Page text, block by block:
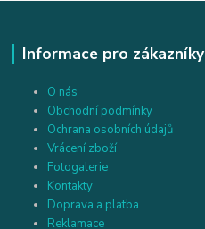
Informace pro zákazníky
O nás
Obchodní podmínky
Ochrana osobních údajů
Vrácení zboží
Fotogalerie
Kontakty
Doprava a platba
Reklamace